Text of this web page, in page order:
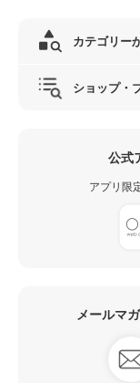
カテゴリー
ショップ・
公式
アプリ限
メールマ